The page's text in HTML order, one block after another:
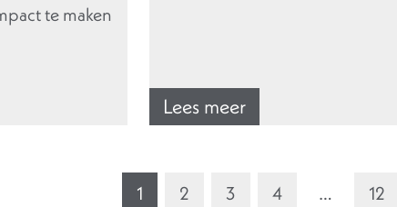
te maken
Lees meer
1 2 3 4 … 12